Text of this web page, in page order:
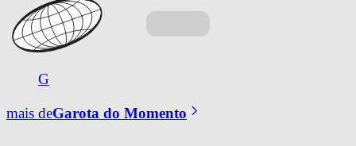
G
mais deGarota do Momento